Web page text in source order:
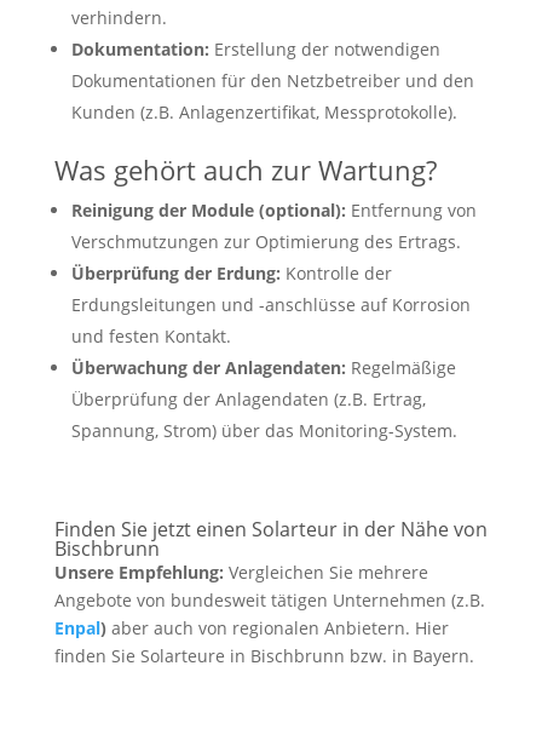
verhindern.
Dokumentation: Erstellung der notwendigen
Dokumentationen für den Netzbetreiber und den
Kunden (z.B. Anlagenzertifikat, Messprotokolle).
Was gehört auch zur Wartung?
Reinigung der Module (optional): Entfernung von
Verschmutzungen zur Optimierung des Ertrags.
Überprüfung der Erdung: Kontrolle der
Erdungsleitungen und -anschlüsse auf Korrosion
und festen Kontakt.
Überwachung der Anlagendaten: Regelmäßige
Überprüfung der Anlagendaten (z.B. Ertrag,
Spannung, Strom) über das Monitoring-System.
Finden Sie jetzt einen Solarteur in der Nähe von
Bischbrunn
Unsere Empfehlung: Vergleichen Sie mehrere
Angebote von bundesweit tätigen Unternehmen (z.B.
Enpal) aber auch von regionalen Anbietern. Hier
finden Sie Solarteure in Bischbrunn bzw. in Bayern.